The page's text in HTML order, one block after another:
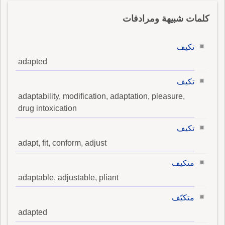
كلمات شبيهة ومرادفات
تكيف
adapted
تكيف
adaptability, modification, adaptation, pleasure,
drug intoxication
تكيف
adapt, fit, conform, adjust
متكيف
adaptable, adjustable, pliant
متكيّف
adapted